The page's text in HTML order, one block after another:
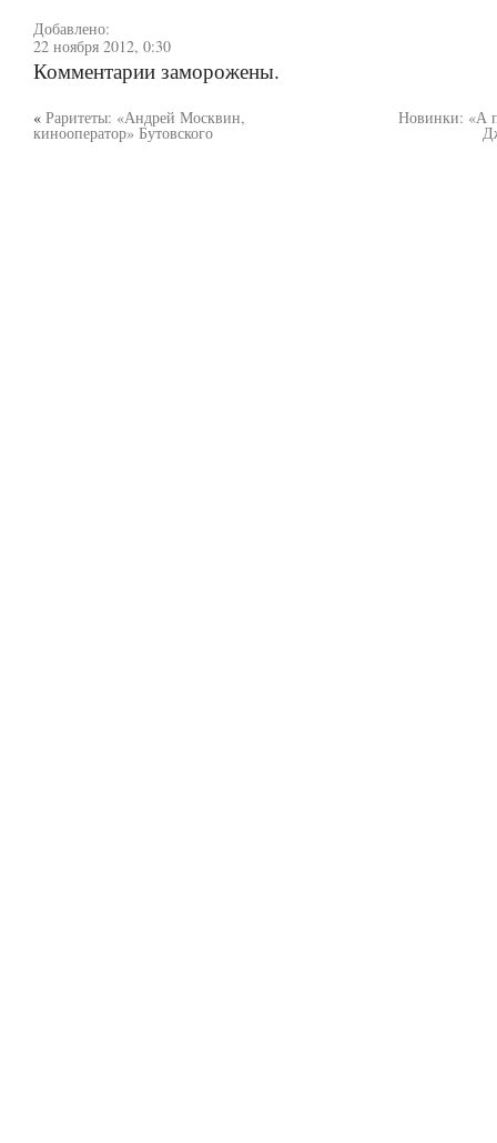
Добавлено:
22 ноября 2012, 0:30
Комментарии заморожены.
« Раритеты: «Андрей Москвин,
кинооператор» Бутовского
Новинки: «А